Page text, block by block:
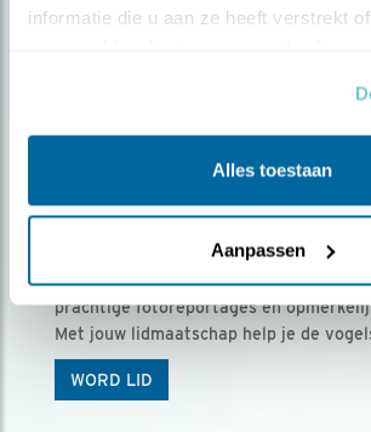
informatie die u aan ze heeft verstrekt
Alles toestaan
Aanpassen
Ontvang 5 x Vogels voor €
Vogels is het tijdschrift voor onze
prachtige fotoreportages en
Met jouw lidmaatschap help je de
WORD LID